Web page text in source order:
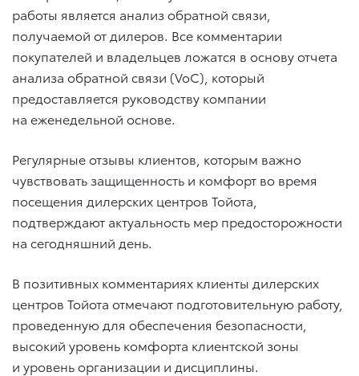
работы является анализ обратной связи,
получаемой от дилеров. Все комментарии
покупателей и владельцев ложатся в основу отчета
анализа обратной связи (VoC), который
предоставляется руководству компании
на еженедельной основе.
Регулярные отзывы клиентов, которым важно
чувствовать защищенность и комфорт во время
посещения дилерских центров Тойота,
подтверждают актуальность мер предосторожности
на сегодняшний день.
В позитивных комментариях клиенты дилерских
центров Тойота отмечают подготовительную работу,
проведенную для обеспечения безопасности,
высокий уровень комфорта клиентской зоны
и уровень организации и дисциплины.